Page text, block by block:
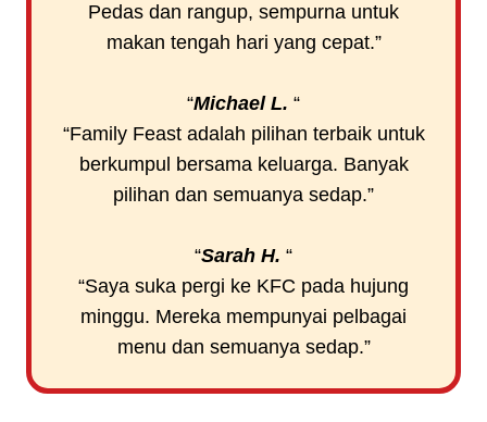
Pedas dan rangup, sempurna untuk
makan tengah hari yang cepat.”
“Michael L. “
“Family Feast adalah pilihan terbaik untuk
berkumpul bersama keluarga. Banyak
pilihan dan semuanya sedap.”
“Sarah H. “
“Saya suka pergi ke KFC pada hujung
minggu. Mereka mempunyai pelbagai
menu dan semuanya sedap.”